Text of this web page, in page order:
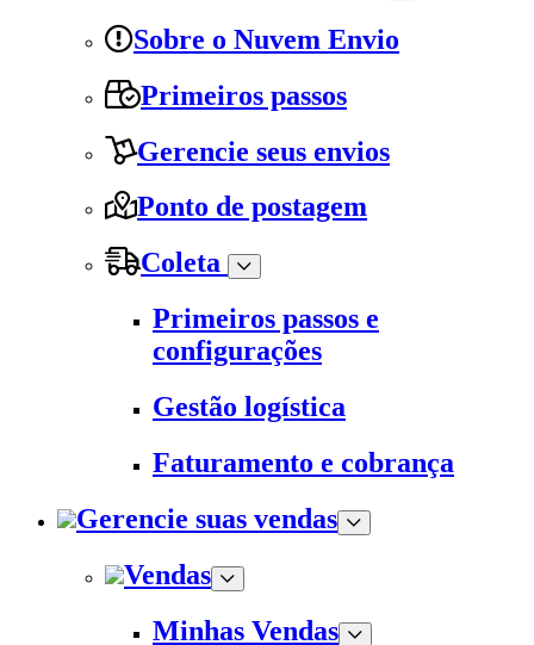
Sobre o Nuvem Envio
Primeiros passos
Gerencie seus envios
Ponto de postagem
Coleta
Primeiros passos e
configurações
Gestão logística
Faturamento e cobrança
Gerencie suas vendas
Vendas
Minhas Vendas